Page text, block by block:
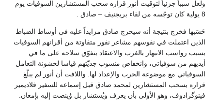
ولعل سبباً جزئياً لتوقيت أنور قراره سحب المستشارين السوفيات يوم
8 يولية كان توجّسه من لقاء بريجنيف – صادق .
حَسَبها فخرج بنتيجة أنه سيحرج صادق مزايداً عليه في أوساط الضباط
الذين اعتملت في نفوسهم مشاعر نفور متفاوتة من أقرانهم السوفيات
بسبب رواسب الانبهار بالغرب والاعتقاد بتفوّق سلاحه على ما في
أيديهم من سوفياتي، وانخفاض منسوب جديّتهم قياسا لخشونة التعامل
السوفياتي مع موضوعة الحرب والإعداد لها. واللافت أن أنور لم يبلّغ
قراره بسحب المستشارين لمحمد صادق قبل إسماعه للسفير فلاديمير
فينوگرادوف، وهو الأولى بأن يعرف ويُستشار بل وُينصت إليه بإمعان.